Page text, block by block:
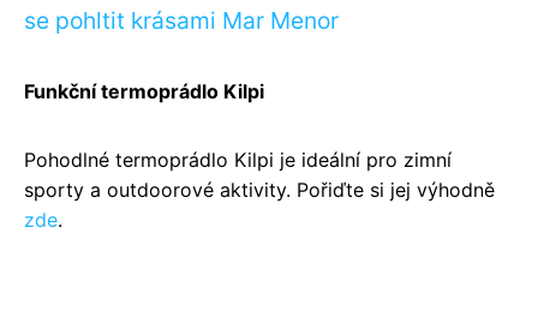
se pohltit krásami Mar Menor
Funkční termoprádlo Kilpi
Pohodlné termoprádlo Kilpi je ideální pro zimní
sporty a outdoorové aktivity. Pořiďte si jej výhodně
zde.